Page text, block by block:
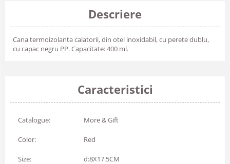
Descriere
Cana termoizolanta calatorii, din otel inoxidabil, cu perete dublu,
cu capac negru PP. Capacitate: 400 ml.
Caracteristici
Catalogue: More & Gift
Color: Red
Size: d:8X17.5CM